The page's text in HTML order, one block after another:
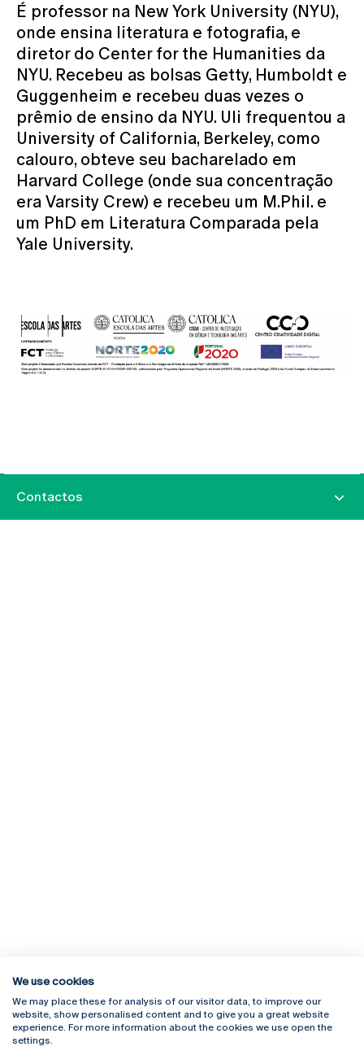
É professor na New York University (NYU),
onde ensina literatura e fotografia, e
diretor do Center for the Humanities da
NYU. Recebeu as bolsas Getty, Humboldt e
Guggenheim e recebeu duas vezes o
prêmio de ensino da NYU. Uli frequentou a
University of California, Berkeley, como
calouro, obteve seu bacharelado em
Harvard College (onde sua concentração
era Varsity Crew) e recebeu um M.Phil. e
um PhD em Literatura Comparada pela
Yale University.
Contactos
Rua Diogo Botelho 1327
4169-005 Porto
+351 226 196 240
Campus Online
Webmail
We use cookies
We may place these for analysis of our visitor data, to improve our
website, show personalised content and to give you a great website
experience. For more information about the cookies we use open the
settings.